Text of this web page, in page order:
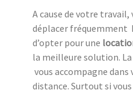
A cause de votre travail,
déplacer fréquemment
d’opter pour une
la meilleure solution.
vous accompagne
distance. Surtout si